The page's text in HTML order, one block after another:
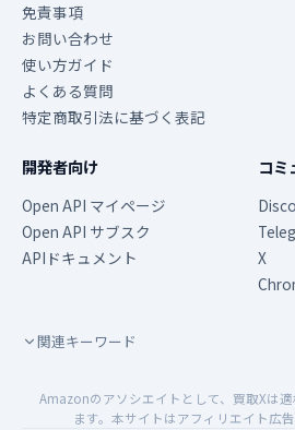
免責事項
お問い合わせ
使い方ガイド
よくある質問
特定商取引法に基づく表記
開発者向け
Open API マイページ
Open API サブスク
APIドキュメント
コミ
X
関連キーワード
Amazonのアソシエイトとして、買取Xは
ます。本サイトはアフィリエイト広告